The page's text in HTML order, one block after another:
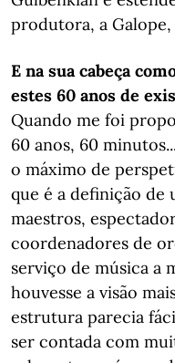
produtora, a
E na sua cabeça
estes 60 anos de
Quando me foi
60 anos, 60
o máximo de
que é a definição de
maestros,
coordenadores de
serviço de música a
houvesse a visão
estrutura parecia
ser contada com